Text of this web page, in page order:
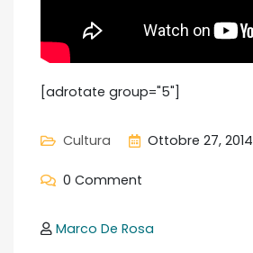
[adrotate group="5"]
Cultura Ottobre 27, 2014
0 Comment
Marco De Rosa